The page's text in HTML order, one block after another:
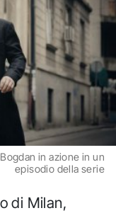
in azione in un
episodio della serie
di Milan,